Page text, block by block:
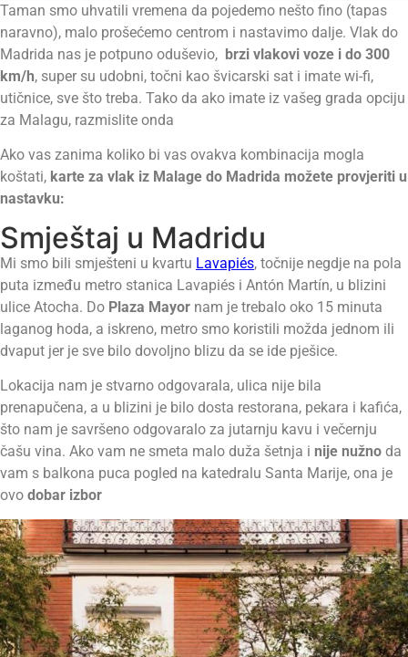
Taman smo uhvatili vremena da pojedemo nešto fino (tapas
naravno), malo prošećemo centrom i nastavimo dalje. Vlak do
Madrida nas je potpuno oduševio, brzi vlakovi voze i do 300
km/h, super su udobni, točni kao švicarski sat i imate wi-fi,
utičnice, sve što treba. Tako da ako imate iz vašeg grada opciju
za Malagu, razmislite onda
Ako vas zanima koliko bi vas ovakva kombinacija mogla
koštati, karte za vlak iz Malage do Madrida možete provjeriti u
nastavku:
Smještaj u Madridu
Mi smo bili smješteni u kvartu Lavapiés, točnije negdje na pola
puta između metro stanica Lavapiés i Antón Martín, u blizini
ulice Atocha. Do Plaza Mayor nam je trebalo oko 15 minuta
laganog hoda, a iskreno, metro smo koristili možda jednom ili
dvaput jer je sve bilo dovoljno blizu da se ide pješice.
Lokacija nam je stvarno odgovarala, ulica nije bila
prenapučena, a u blizini je bilo dosta restorana, pekara i kafića,
što nam je savršeno odgovaralo za jutarnju kavu i večernju
čašu vina. Ako vam ne smeta malo duža šetnja i nije nužno da
vam s balkona puca pogled na katedralu Santa Marije, ona je
ovo dobar izbor